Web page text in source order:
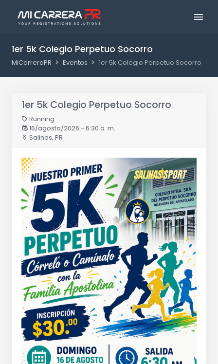
1er 5k Colegio Perpetuo Socorro
MiCarreraPR Eventos 1er 5k Colegio Perpetuo Socorro
1er 5k Colegio Perpetuo Socorro
Running
16/agosto/2026 - 6:30 a. m.
Salinas, PR